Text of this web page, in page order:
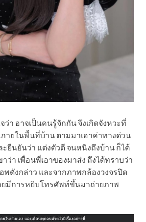
ว่า อาจเป็นคนรู้จักกัน จึงเกิดจังหวะที่
ภายในพื้นที่บ้าน ตามมาเอาค่าทางด่วน
ยืนยันว่า แต่งตัวดี จนหนิงถึงบ้าน ก็ได้
ว่า เพื่อนพี่เอาของมาส่ง ถึงได้ทราบว่า
พดังกล่าว และจากภาพกล้องวงจรปิด
มีการหยิบโทรศัพท์ขึ้นมาถ่ายภาพ